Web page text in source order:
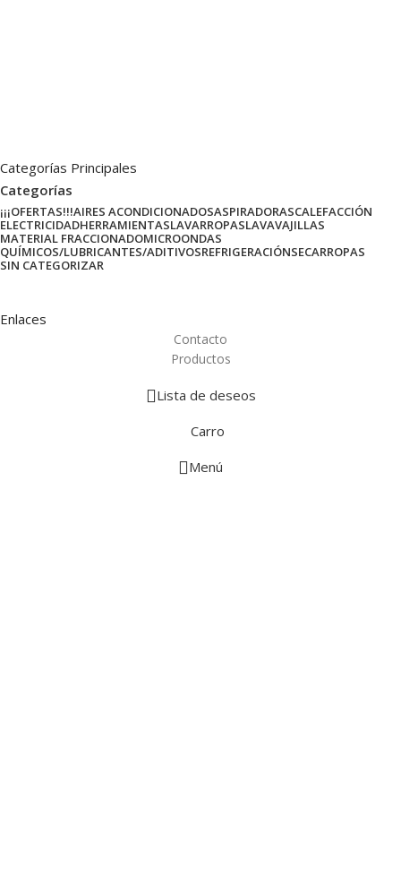
Categorías Principales
Categorías
¡¡¡OFERTAS!!!AIRES ACONDICIONADOSASPIRADORASCALEFACCIÓN
ELECTRICIDADHERRAMIENTASLAVARROPASLAVAVAJILLAS
MATERIAL FRACCIONADOMICROONDAS
QUÍMICOS/LUBRICANTES/ADITIVOSREFRIGERACIÓNSECARROPAS
SIN CATEGORIZAR
Enlaces
Contacto
Productos
Lista de deseos
Carro
Menú